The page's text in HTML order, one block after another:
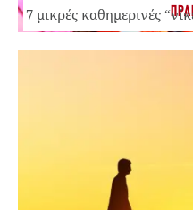
7 μικρές καθημερινές